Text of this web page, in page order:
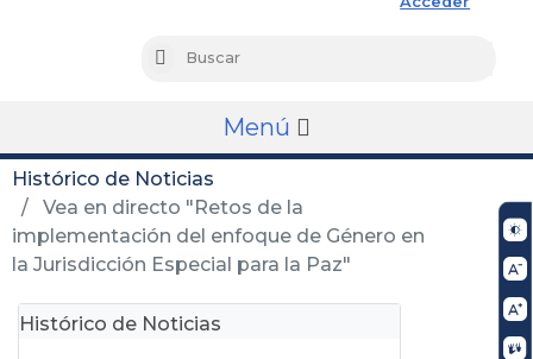
Buscar
Menú
Histórico de Noticias
Vea en directo "Retos de la
implementación del enfoque de Género en
la Jurisdicción Especial para la Paz"
Histórico de Noticias